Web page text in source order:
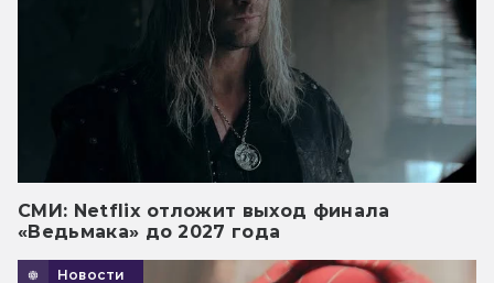
СМИ: Netflix отложит выход финала
«Ведьмака» до 2027 года
Новости